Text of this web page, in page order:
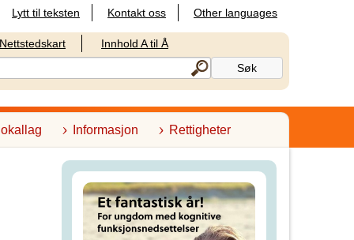
Lytt til teksten Kontakt oss Other languages
Nettstedskart Innhold A til Å
Informasjon Rettigheter